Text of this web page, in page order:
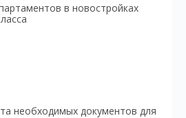
в новостройках
необходимых документов для